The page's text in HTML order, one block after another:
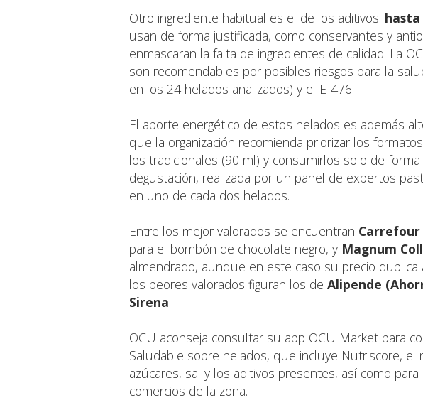
Otro ingrediente habitual es el de los aditivos:
usan de forma justificada, como conservantes y
enmascaran la falta de ingredientes de calidad. La
son recomendables por posibles riesgos para la
en los 24 helados analizados) y el E-476.
El aporte energético de estos helados es además
que la organización recomienda priorizar los
los tradicionales (90 ml) y consumirlos solo de
degustación, realizada por un panel de expertos
en uno de cada dos helados.
Entre los mejor valorados se encuentran
para el bombón de chocolate negro, y Magnum
almendrado, aunque en este caso su precio duplica
los peores valorados figuran los de Alipende
Sirena.
OCU aconseja consultar su app OCU Market para
Saludable sobre helados, que incluye Nutriscore, el
azúcares, sal y los aditivos presentes, así como
comercios de la zona.